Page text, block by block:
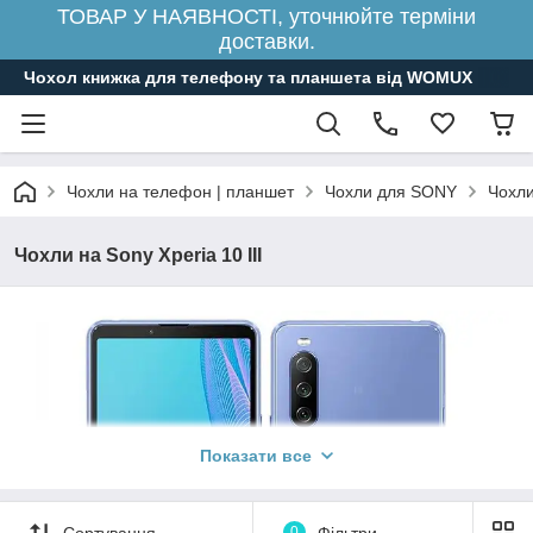
ТОВАР У НАЯВНОСТІ, уточнюйте терміни
доставки.
Чохол книжка для телефону та планшета від WOMUX
Чохли на телефон | планшет Чохли для SONY
Чохли на Sony Xperia 10 III
Показати все